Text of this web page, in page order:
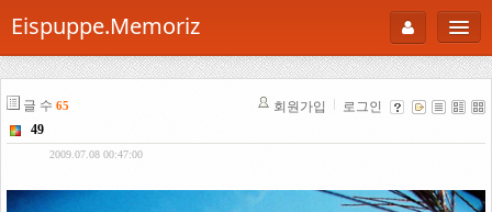
Eispuppe.Memoriz
로그인
About
AboutTori
Photo
Gallery
글 수 65 회원가입 로그인
49
2009.07.08 00:47:00